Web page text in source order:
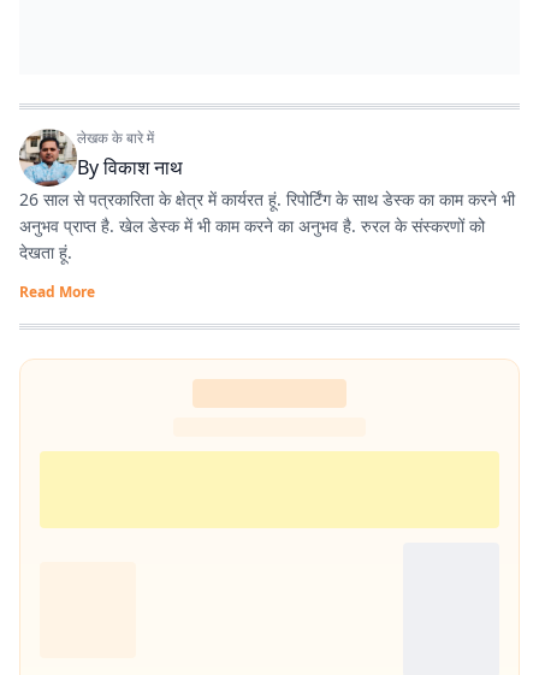
लेखक के बारे में
Byविकाश नाथ
26 साल से पत्रकारिता के क्षेत्र में कार्यरत हूं. रिपोर्टिंग के साथ डेस्क का काम करने भी
अनुभव प्राप्त है. खेल डेस्क में भी काम करने का अनुभव है. रुरल के संस्करणों को
देखता हूं.
Read More